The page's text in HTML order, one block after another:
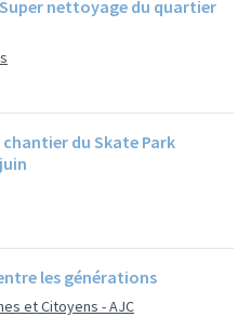
Super nettoyage du quartier
chantier du Skate Park
les générations
et Citoyens - AJC